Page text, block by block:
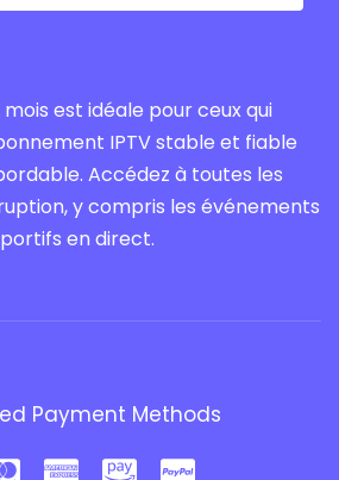
est idéale pour ceux qui
IPTV stable et fiable
Accédez à toutes les
y compris les événements
en direct.
Payment Methods